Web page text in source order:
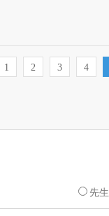
1 2 3 4
先生